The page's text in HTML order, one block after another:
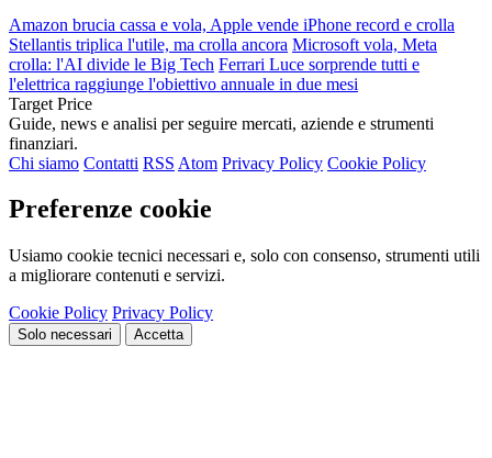
Amazon brucia cassa e vola, Apple vende iPhone record e crolla
Stellantis triplica l'utile, ma crolla ancora Microsoft vola, Meta
crolla: l'AI divide le Big Tech Ferrari Luce sorprende tutti e
l'elettrica raggiunge l'obiettivo annuale in due mesi
Target Price
Guide, news e analisi per seguire mercati, aziende e strumenti
finanziari.
Chi siamo Contatti RSS Atom Privacy Policy Cookie Policy
Preferenze cookie
Usiamo cookie tecnici necessari e, solo con consenso, strumenti utili
a migliorare contenuti e servizi.
Cookie Policy Privacy Policy
Solo necessari Accetta